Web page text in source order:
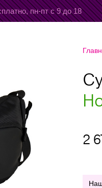
пн-пт с 9 до 18
2